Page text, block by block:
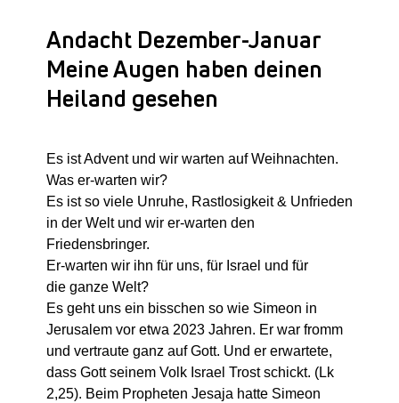
Andacht Dezember-Januar
Meine Augen haben deinen
Heiland gesehen
Es ist Advent und wir warten auf Weihnachten.
Was er-warten wir?
Es ist so viele Unruhe, Rastlosigkeit & Unfrieden
in der Welt und wir er-warten den
Friedensbringer.
Er-warten wir ihn für uns, für Israel und für
die ganze Welt?
Es geht uns ein bisschen so wie Simeon in
Jerusalem vor etwa 2023 Jahren. Er war fromm
und vertraute ganz auf Gott. Und er erwartete,
dass Gott seinem Volk Israel Trost schickt. (Lk
2,25). Beim Propheten Jesaja hatte Simeon